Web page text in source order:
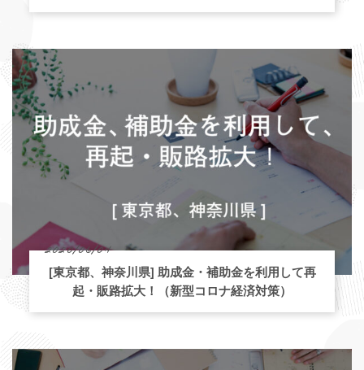
2020/06/04
[東京都、神奈川県] 助成金・補助金を利用して再
起・販路拡大！（新型コロナ経済対策）